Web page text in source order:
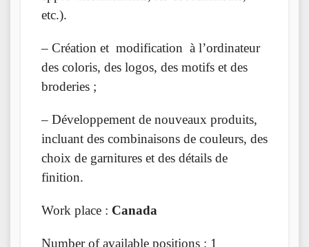
etc.).
– Création et modification à l’ordinateur
des coloris, des logos, des motifs et des
broderies ;
– Développement de nouveaux produits,
incluant des combinaisons de couleurs, des
choix de garnitures et des détails de
finition.
Work place : Canada
Number of available positions : 1